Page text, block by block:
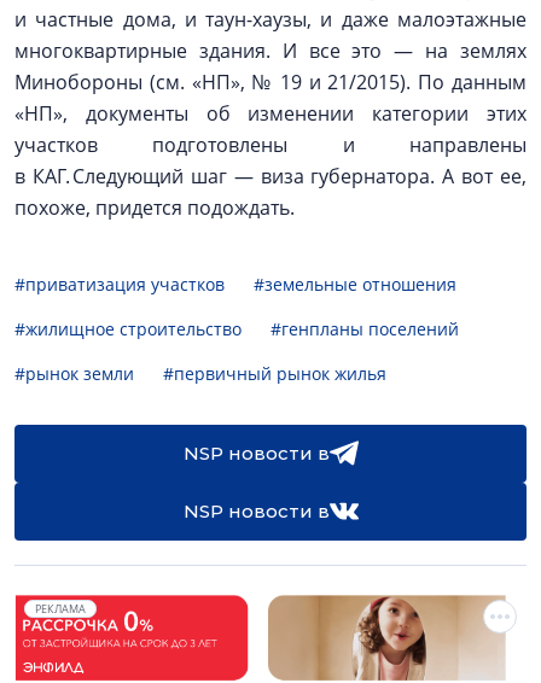
и частные дома, и таун-хаузы, и даже малоэтажные
многоквартирные здания. И все это — на землях
Минобороны (см. «НП», № 19 и 21/2015). По данным
«НП», документы об изменении категории этих
участков подготовлены и направлены
в КАГ. Следующий шаг — виза губернатора. А вот ее,
похоже, придется подождать.
#приватизация участков
#земельные отношения
#жилищное строительство
#генпланы поселений
#рынок земли
#первичный рынок жилья
NSP новости в
NSP новости в
РЕКЛАМА